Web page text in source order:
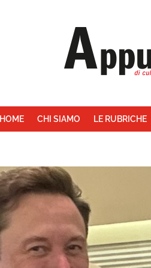
HOME CHI SIAMO LE RUBRICHE